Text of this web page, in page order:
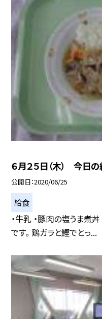
６月２５日（木） 今日
公開日 2020/06/25
給食
・牛乳 ・豚肉の塩うま煮
です。 鶏ガラと鰹でとっ...